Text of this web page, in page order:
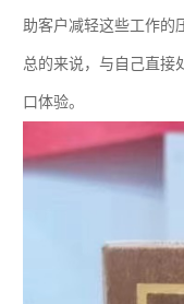
助客户减轻这些工作的
总的来说，与自己直接
口体验。